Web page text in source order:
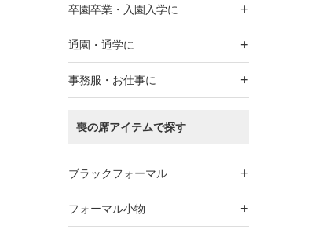
卒園卒業・入園入学に +
通園・通学に +
事務服・お仕事に +
喪の席アイテムで探す
ブラックフォーマル +
フォーマル小物 +